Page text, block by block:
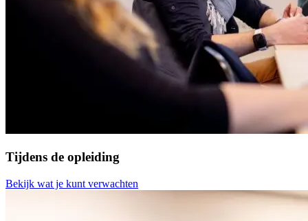
Tijdens de opleiding
Bekijk wat je kunt verwachten